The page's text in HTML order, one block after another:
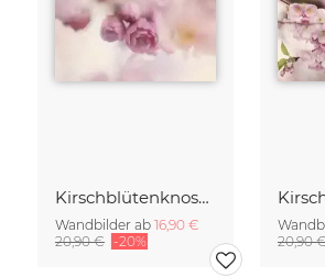
Kirschblütenknospen Doppelbelichtung
Wandbilder ab 16,90 €
20,90 € -20%
20,90